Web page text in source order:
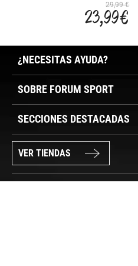
29,99 €
23,99 €
¿NECESITAS AYUDA?
SOBRE FORUM SPORT
SECCIONES DESTACADAS
VER TIENDAS